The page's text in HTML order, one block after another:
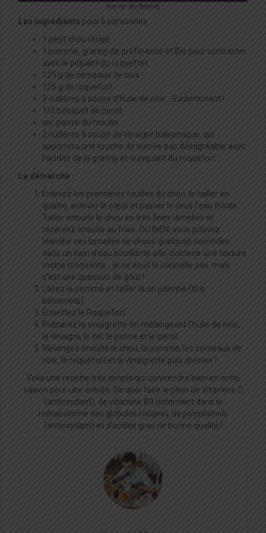
Journal des femmes
Les ingrédients pour 6 personnes :
1 petit chou rouge
1 pomme, granny de préférence et Bio pour contraster
avec le piquant du roquefort
125 g de cerneaux de noix
125 g de roquefort
3 cuillères à soupe d’huile de noix… Evidemment !
1/2 bouquet de persil
sel, poivre du moulin
2 cuillères à soupe de vinaigre balsamique, qui
apportera une touche de sucrée pas désagréable avec
l’acidité de la granny et le piquant du roquefort
La démarche :
Enlevez les premières feuilles du chou, le tailler en
quatre, enlever le cœur et passer le sous l’eau froide.
Tailler ensuite le chou en très fines lamelles et
réservez ensuite au frais. OU BIEN, vous pouvez
blanchir ces lamelles de choux quelques secondes
dans un bain d’eau bouillante afin d’obtenir une texture
moins croquante… je ne vous le conseille pas, mais
c’est une question de goût !
Lavez la pomme et tailler la en julienne (fins
bâtonnets)
Émiettez le Roquefort
Préparez la vinaigrette en mélangeant l’huile de noix,
le vinaigre, le sel, le poivre et le persil.
Mélangez ensuite le chou, la pomme, les cerneaux de
noix, le roquefort et la vinaigrette puis dresser !
Voila une recette très simple qui conviendra bien en cette
saison pour une entrée. De quoi faire le plein de Vitamine C
(antioxydant), de vitamine B9 (intervient dans le
métabolisme des globules rouges), de polyphénols
(antioxydant) et d’acides gras de bonne qualité !